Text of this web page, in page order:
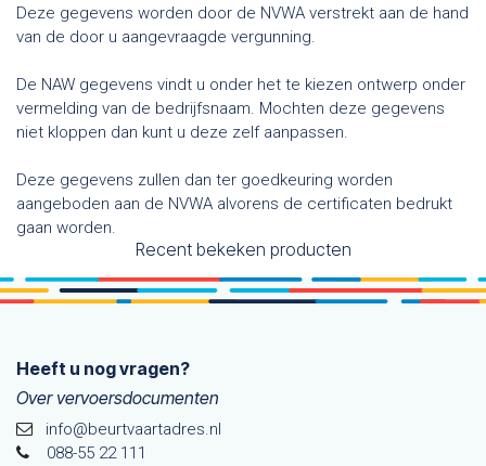
Deze gegevens worden door de NVWA verstrekt aan de hand
van de door u aangevraagde vergunning.
De NAW gegevens vindt u onder het te kiezen ontwerp onder
vermelding van de bedrijfsnaam. Mochten deze gegevens
niet kloppen dan kunt u deze zelf aanpassen.
Deze gegevens zullen dan ter goedkeuring worden
aangeboden aan de NVWA alvorens de certificaten bedrukt
gaan worden.
Recent bekeken producten
Heeft u nog vragen?
Over vervoersdocumenten
info@beurtvaartadres.nl
088-55 22 111